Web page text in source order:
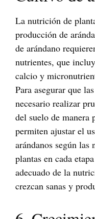
La nutrición de
producción de
de arándano
nutrientes, que
calcio y
Para asegurar que
necesario realizar
del suelo de manera
permiten ajustar el
arándanos según las
plantas en cada
adecuado de la
crezcan sanas y